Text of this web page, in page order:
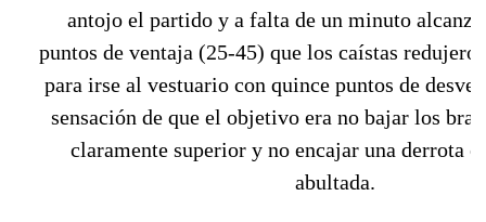
antojo el partido y a falta de un minuto
puntos de ventaja (25-45) que los caístas
para irse al vestuario con quince puntos de
sensación de que el objetivo era no bajar los
claramente superior y no encajar una derrota
abultada.